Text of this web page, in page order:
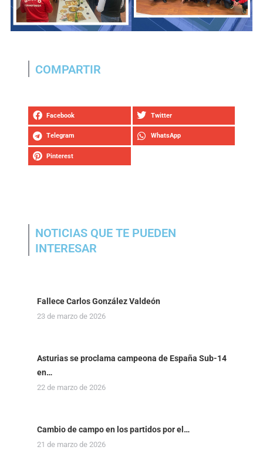
COMPARTIR
Facebook Twitter
Telegram WhatsApp
Pinterest
NOTICIAS QUE TE PUEDEN
INTERESAR
Fallece Carlos González Valdeón
23 de marzo de 2026
Asturias se proclama campeona de España Sub-14
en…
22 de marzo de 2026
Cambio de campo en los partidos por el…
21 de marzo de 2026